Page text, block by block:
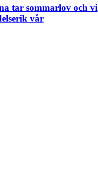
tar sommarlov och vi
vår